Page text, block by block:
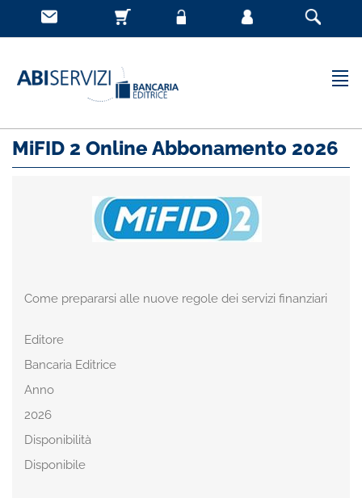
MiFID 2 Online Abbonamento 2026
Come prepararsi alle nuove regole dei servizi finanziari
Editore
Bancaria Editrice
Anno
2026
Disponibilità
Disponibile